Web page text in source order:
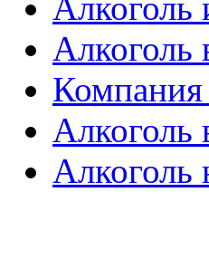
Алкоголь
Алкоголь
Алкоголь